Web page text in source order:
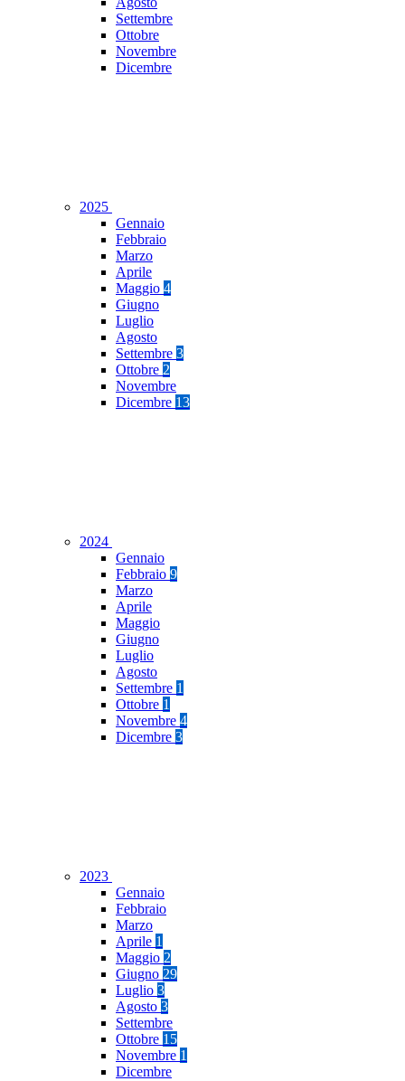
Settembre
Ottobre
Novembre
Dicembre
2025
Gennaio
Febbraio
Marzo
Aprile
Maggio 4
Giugno
Luglio
Agosto
Settembre 3
Ottobre 2
Novembre
Dicembre 13
2024
Gennaio
Febbraio 9
Marzo
Aprile
Maggio
Giugno
Luglio
Agosto
Settembre 1
Ottobre 1
Novembre 4
Dicembre 3
2023
Gennaio
Febbraio
Marzo
Aprile 1
Maggio 2
Giugno 29
Luglio 3
Agosto 3
Settembre
Ottobre 15
Novembre 1
Dicembre